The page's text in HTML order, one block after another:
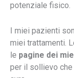
potenziale fisico.
I miei pazienti
miei trattamenti.
le pagine dei
per il sollievo